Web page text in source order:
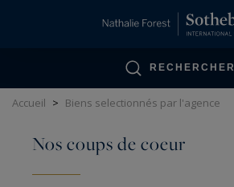
RECHERCHER
Accueil > Biens selectionnés par l'agence
Nos coups de coeur